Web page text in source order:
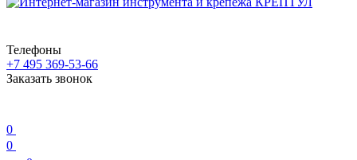
Телефоны
+7 495 369-53-66
Заказать звонок
0
0